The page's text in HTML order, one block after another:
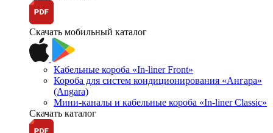
Скачать мобильный каталог
Кабельные короба «In-liner Front»
Короба для систем кондиционирования «Ангара»
(Angara)
Мини-каналы и кабельные короба «In-liner Classic»
Скачать каталог